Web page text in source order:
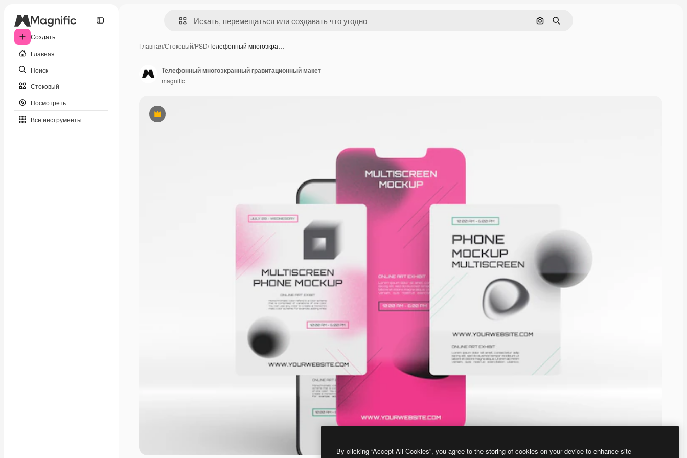
Создать
Главная
Поиск
Стоковый
Посмотреть
Все инструменты
Поиск по изображению
Поиск
Главная/Стоковый/PSD/Телефонный многоэкра…
Премиум
Телефонный многоэкранный гравитационный макет
magnific
By clicking “Accept All Cookies”, you agree to the storing of cookies on your device to enhance site